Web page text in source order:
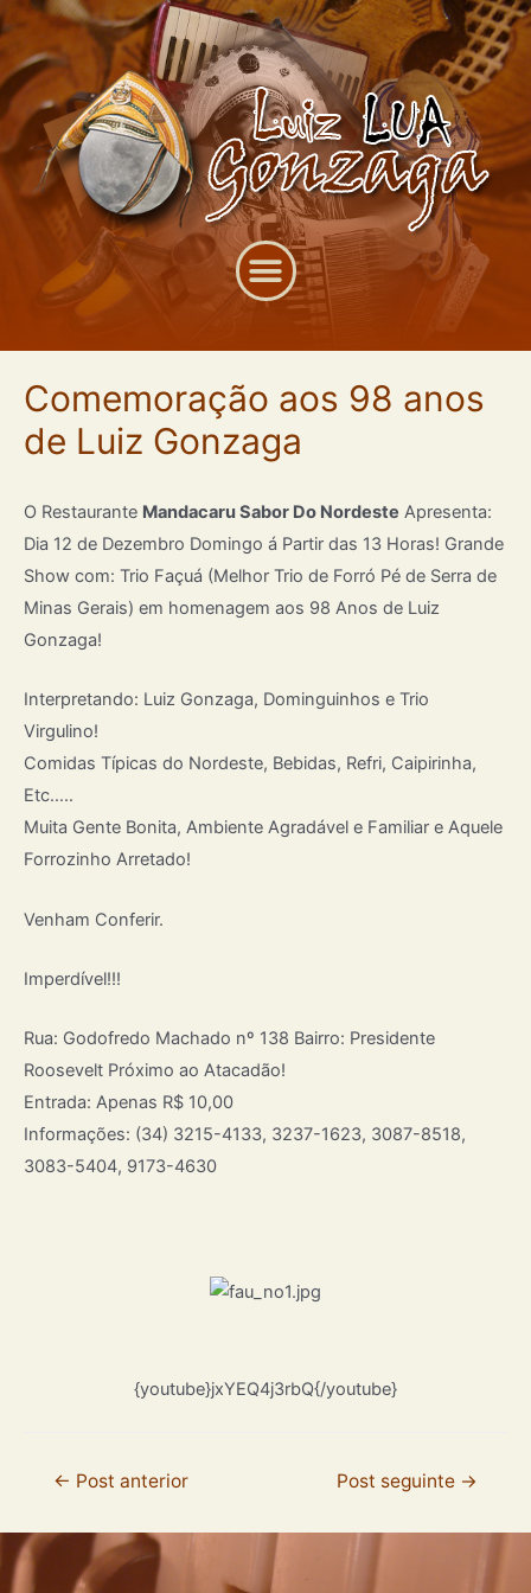
Comemoração aos 98 anos
de Luiz Gonzaga
O Restaurante Mandacaru Sabor Do Nordeste Apresenta:
Dia 12 de Dezembro Domingo á Partir das 13 Horas! Grande
Show com: Trio Façuá (Melhor Trio de Forró Pé de Serra de
Minas Gerais) em homenagem aos 98 Anos de Luiz
Gonzaga!
Interpretando: Luiz Gonzaga, Dominguinhos e Trio
Virgulino!
Comidas Típicas do Nordeste, Bebidas, Refri, Caipirinha,
Etc…..
Muita Gente Bonita, Ambiente Agradável e Familiar e Aquele
Forrozinho Arretado!
Venham Conferir.
Imperdível!!!
Rua: Godofredo Machado nº 138 Bairro: Presidente
Roosevelt Próximo ao Atacadão!
Entrada: Apenas R$ 10,00
Informações: (34) 3215-4133, 3237-1623, 3087-8518,
3083-5404, 9173-4630
{youtube}jxYEQ4j3rbQ{/youtube}
← Post anterior Post seguinte →